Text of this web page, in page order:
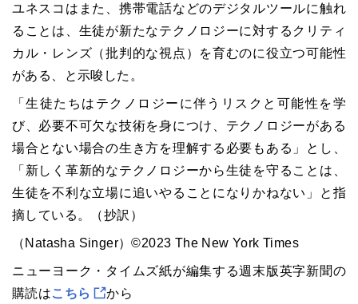
ユネスコはまた、携帯電話などのデジタルツールに触れ
ることは、生徒が新たなテクノロジーに対するクリティ
カル・レンズ（批判的な視点）を育むのに役立つ可能性
がある、と示唆した。
「生徒たちはテクノロジーに伴うリスクと可能性を学
び、必要不可欠な技術を身につけ、テクノロジーがある
場合とない場合の生き方を理解する必要もある」とし、
「新しく革新的なテクノロジーから生徒を守ることは、
生徒を不利な立場に追いやることになりかねない」と指
摘している。（抄訳）
（Natasha Singer）©2023 The New York Times
ニューヨーク・タイムズ紙が編集する週末版英字新聞の
購読はこちら から